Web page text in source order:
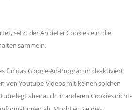
setzt der Anbieter Cookies ein, die
sammeln.
für das Google-Ad-Programm deaktiviert
von Youtube-Videos mit keinen solchen
legt aber auch in anderen Cookies nicht-